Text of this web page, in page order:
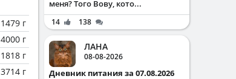
1479 г
4000 г
1818 г
3714 г
меня? Того Вову, кото...
14 138
ЛАНА
08-08-2026
Дневник питания за 07.08.2026